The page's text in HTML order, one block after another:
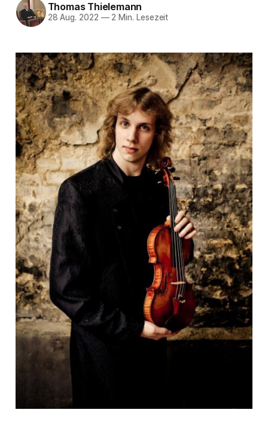
Thomas Thielemann
28 Aug. 2022 —2 Min. Lesezeit